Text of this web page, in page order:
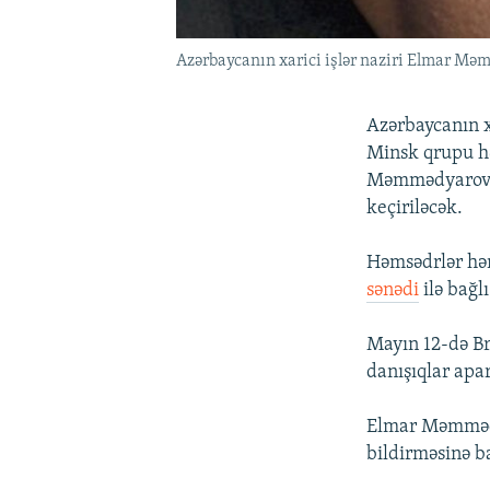
Azərbaycanın xarici işlər naziri Elmar
Minsk qrupu
keçiriləcək.
Həmsədrlər
sənədi ilə
Мayın 12-də
danışıqlar
Elmar
bildirməsinə